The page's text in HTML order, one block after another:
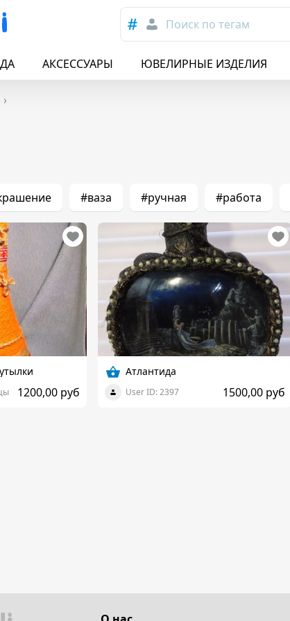
Поиск по тегам
АКСЕССУАРЫ ЮВЕЛИРНЫЕ ИЗДЕЛИЯ
#ваза #ручная #работа
1200,00 руб
Атлантида
User ID: 2397 1500,00 руб